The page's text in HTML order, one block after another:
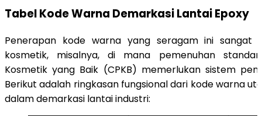
Tabel Kode Warna Demarkasi Lantai Epoxy
Penerapan kode warna yang seragam ini sangat
kosmetik, misalnya, di mana pemenuhan
Kosmetik yang Baik (CPKB) memerlukan sistem
Berikut adalah ringkasan fungsional dari kode warna
dalam demarkasi lantai industri: